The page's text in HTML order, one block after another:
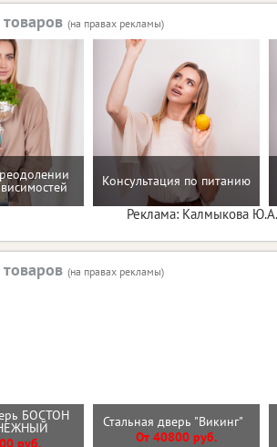
(на правах рекламы)
Консультация по питанию
Реклама: Калмыкова
(на правах рекламы)
БОСТОН
руб.
Стальная дверь "Викинг"
От 40800 руб.